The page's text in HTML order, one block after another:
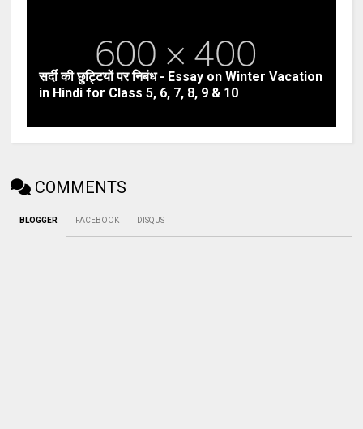
सर्दी की छुट्टियों पर निबंध - Essay on Winter Vacation
in Hindi for Class 5, 6, 7, 8, 9 & 10
COMMENTS
BLOGGER FACEBOOK DISQUS